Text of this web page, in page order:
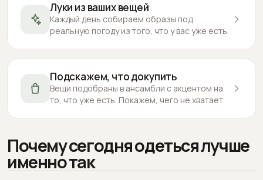
Луки из ваших вещей
Каждый день собираем образы под
реальную погоду из того, что у вас уже есть.
Подскажем, что докупить
Вещи подобраны в ансамбли с акцентом на
то, что уже есть. Покажем, чего не хватает.
Почему сегодня одеться лучше
именно так